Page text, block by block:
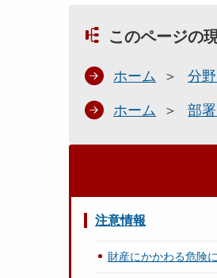
このページの
ホーム 分
ホーム 部
注意情報
財産にかかわる危険